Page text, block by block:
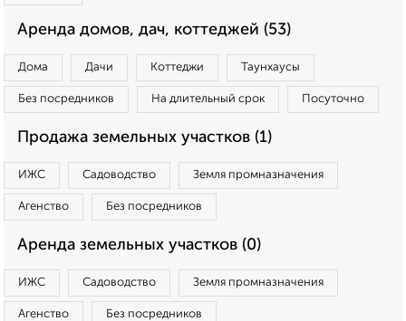
Аренда домов, дач, коттеджей (53)
Дома Дачи Коттеджи Таунхаусы
Без посредников На длительный срок Посуточно
Продажа земельных участков (1)
ИЖС Садоводство Земля промназначения
Агенство Без посредников
Аренда земельных участков (0)
ИЖС Садоводство Земля промназначения
Агенство Без посредников